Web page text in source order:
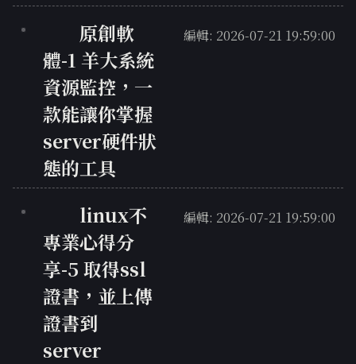
原創軟
體-1 羊大系統
資源監控，一
款能讓你掌握
server硬件狀
態的工具
編輯: 2026-07-21 19:59:00
linux不
專業心得分
享-5 取得ssl
證書，並上傳
證書到
server
編輯: 2026-07-21 19:59:00